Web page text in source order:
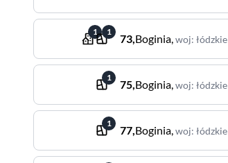
1 1
73,Boginia,woj: łódzkie
1
75,Boginia,woj: łódzkie
1
77,Boginia,woj: łódzkie